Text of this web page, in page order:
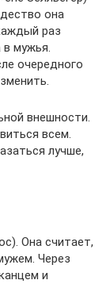
она
раз
мужья.
очередного
внешности.
всем.
лучше,
Она считает,
Через
и